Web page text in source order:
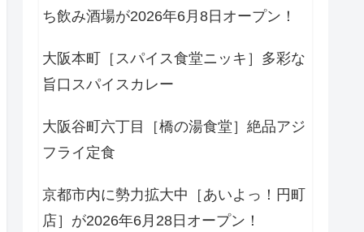
ち飲み酒場が2026年6月8日オープン！
大阪本町［スパイス食堂ニッキ］多彩な
旨口スパイスカレー
大阪谷町六丁目［橋の湯食堂］絶品アジ
フライ定食
京都市内に勢力拡大中［あいよっ！円町
店］が2026年6月28日オープン！